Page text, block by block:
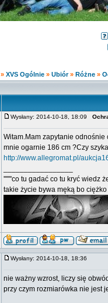
» XVS Ogólnie » Ubiór» Różne »
Wysłany: 2014-10-18, 18:09
Witam.Mam zapytanie odnośnie
mnie ogarnie 186 cm ?Czy
http://www.allegromat.pl/
'''''''co tu gadać co tu kryć wiedz
takie życie bywa męką bo ciężko
Wysłany: 2014-10-18, 18:36
nie ważny wzrost, liczy się
przy czym rozmiarówka nie jest